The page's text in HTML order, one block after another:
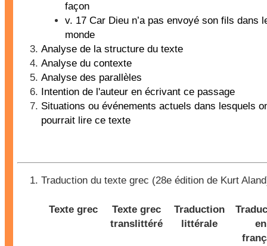
façon
v. 17 Car Dieu n’a pas envoyé son fils dans
monde
Analyse de la structure du texte
Analyse du contexte
Analyse des parallèles
Intention de l'auteur en écrivant ce passage
Situations ou événements actuels dans lesquels
pourrait lire ce texte
Traduction du texte grec (28e édition de Kurt
Texte grec
Texte grec
translittéré
Traduction
littérale
en